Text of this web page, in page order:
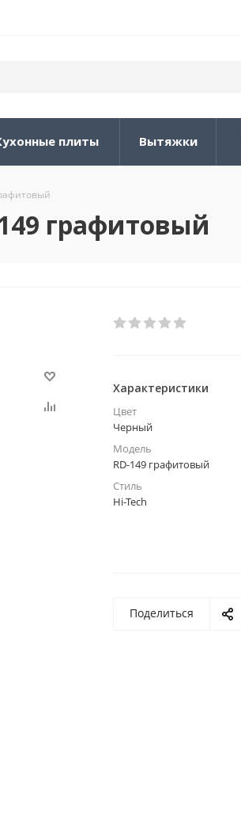
плиты Вытяжки
графитовый
Характеристики
Цвет
Черный
Модель
RD-149 графитовый
Стиль
Hi-Tech
Поделиться